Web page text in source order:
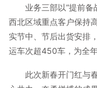
业务三部以“提前
西北区域重点客户保持
实节中、节后出货安排
运车次超450车，为全
此次新春开门红与